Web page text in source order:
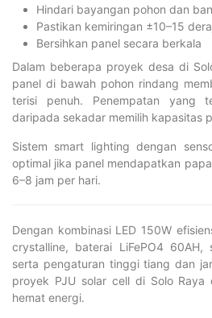
Hindari bayangan pohon dan
Pastikan kemiringan ±10–15
Bersihkan panel secara berkala
Dalam beberapa proyek desa di
panel di bawah pohon rindang
terisi penuh. Penempatan yang
daripada sekadar memilih kapasitas
Sistem smart lighting dengan
optimal jika panel mendapatkan
6–8 jam per hari.
Dengan kombinasi LED 150W
crystalline, baterai LiFePO4 60AH,
serta pengaturan tinggi tiang dan
proyek PJU solar cell di Solo
hemat energi.